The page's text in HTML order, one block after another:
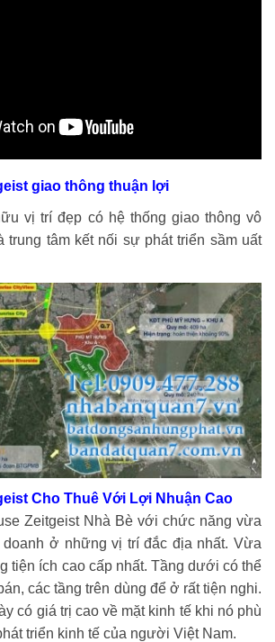
giao thông thuận lợi
vị trí đẹp có hệ thống giao thông vô
trung tâm kết nối sự phát triển sầm uất
Cho Thuê Với Lợi Nhuận Cao
Zeitgeist Nhà Bè với chức năng vừa
doanh ở những vị trí đắc địa nhất. Vừa
tiện ích cao cấp nhất. Tầng dưới có thể
các tầng trên dùng để ở rất tiện nghi.
có giá trị cao về mặt kinh tế khi nó phù
triển kinh tế của người Việt Nam.